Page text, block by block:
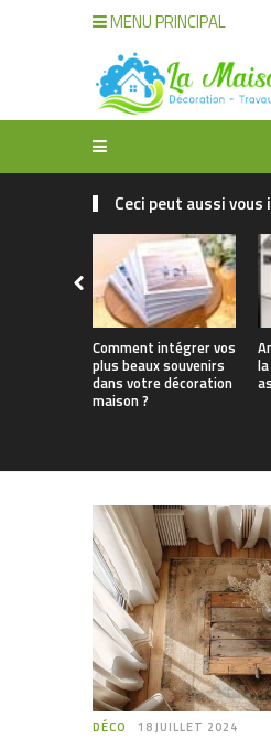
MENU PRINCIPAL
Ceci peut aussi
Comment intégrer vos
plus beaux souvenirs
dans votre décoration
maison ?
DÉCO 18 JUILLET 2024